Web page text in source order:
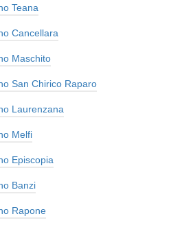
Teana
Cancellara
Maschito
San Chirico Raparo
Laurenzana
Melfi
Episcopia
Banzi
Rapone